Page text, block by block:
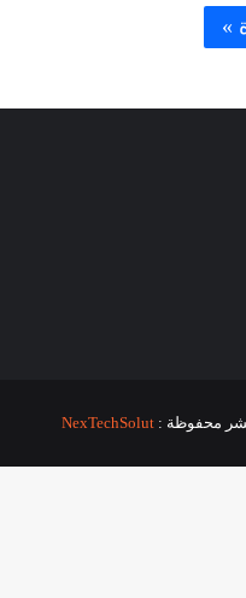
»
محفوظة : NexTechSolut